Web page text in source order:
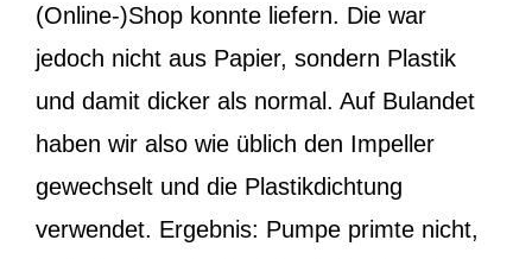
(Online-)Shop konnte liefern. Die war
jedoch nicht aus Papier, sondern Plastik
und damit dicker als normal. Auf Bulandet
haben wir also wie üblich den Impeller
gewechselt und die Plastikdichtung
verwendet. Ergebnis: Pumpe primte nicht,